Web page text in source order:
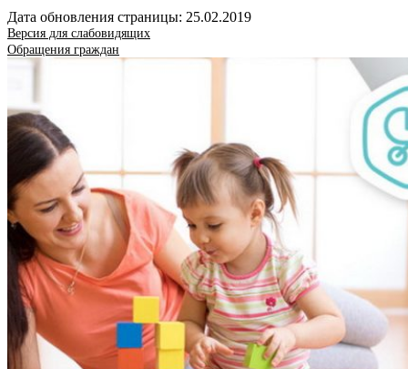
Дата обновления страницы: 25.02.2019
Версия для слабовидящих
Обращения граждан